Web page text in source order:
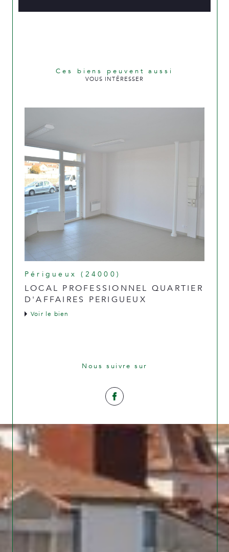
Ces biens peuvent aussi
VOUS INTÉRESSER
Périgueux (24000)
LOCAL PROFESSIONNEL QUARTIER
D'AFFAIRES PERIGUEUX
voir le bien
Nous suivre sur